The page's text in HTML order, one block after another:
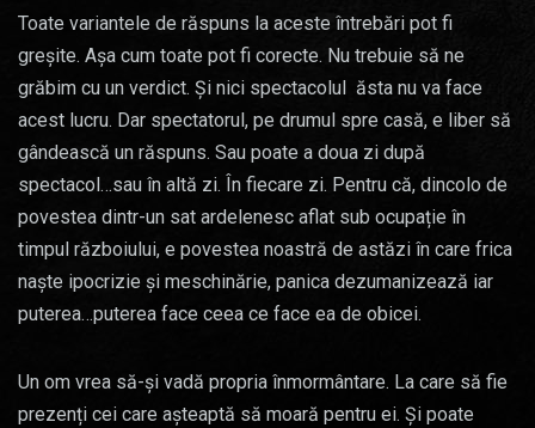
Toate variantele de răspuns la aceste întrebări pot fi
greșite. Așa cum toate pot fi corecte. Nu trebuie să ne
grăbim cu un verdict. Și nici spectacolul ăsta nu va face
acest lucru. Dar spectatorul, pe drumul spre casă, e liber să
gândească un răspuns. Sau poate a doua zi după
spectacol…sau în altă zi. În fiecare zi. Pentru că, dincolo de
povestea dintr-un sat ardelenesc aflat sub ocupație în
timpul războiului, e povestea noastră de astăzi în care frica
naște ipocrizie și meschinărie, panica dezumanizează iar
puterea…puterea face ceea ce face ea de obicei.
Un om vrea să-și vadă propria înmormântare. La care să fie
prezenți cei care așteaptă să moară pentru ei. Și poate